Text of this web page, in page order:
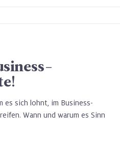
es sich lohnt, im Business-
Wann und warum es Sinn